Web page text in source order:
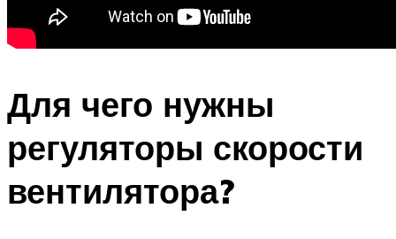
Для чего нужны
регуляторы скорости
вентилятора?